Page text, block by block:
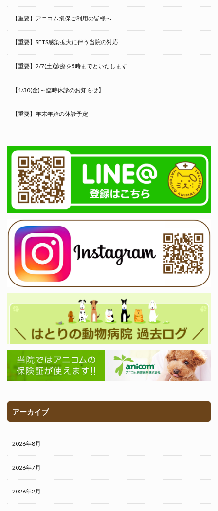
【重要】アニコム損保ご利用の皆様へ
【重要】SFTS感染拡大に伴う当院の対応
【重要】2/7(土)診療を5時までといたします
【1/30(金)～臨時休診のお知らせ】
【重要】年末年始の休診予定
アーカイブ
2026年8月
2026年7月
2026年2月